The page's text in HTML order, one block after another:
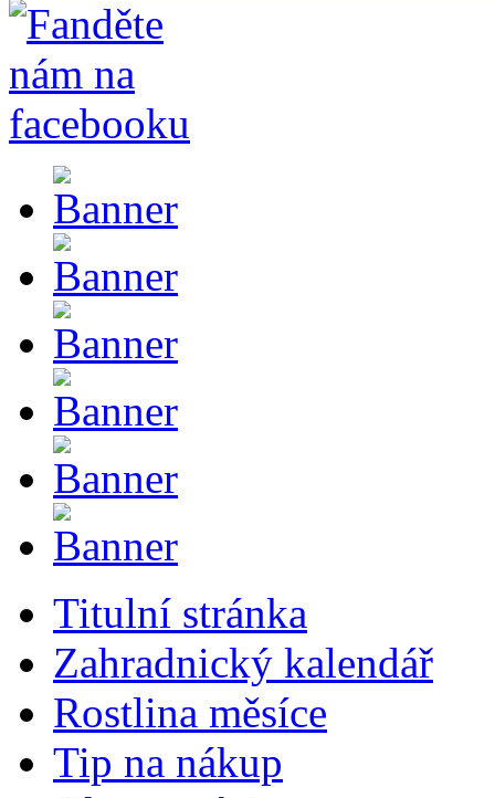
Titulní stránka
Zahradnický kalendář
Rostlina měsíce
Tip na nákup